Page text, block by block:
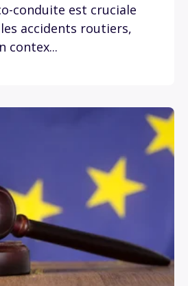
conduite est cruciale
accidents routiers,
contex...